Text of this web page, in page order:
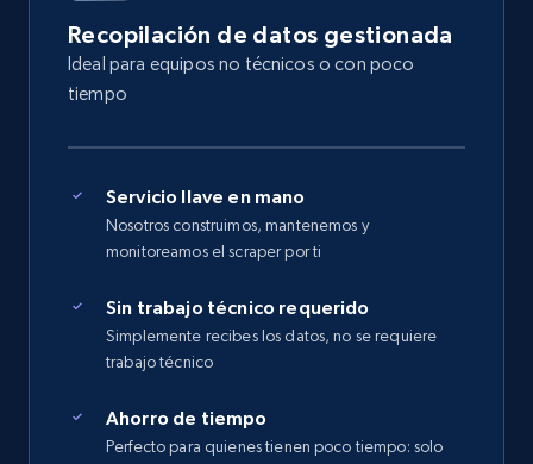
Recopilación de datos gestionada
Ideal para equipos no técnicos o con poco
tiempo
Servicio llave en mano
Nosotros construimos, mantenemos y
monitoreamos el scraper por ti
Sin trabajo técnico requerido
Simplemente recibes los datos, no se requiere
trabajo técnico
Ahorro de tiempo
Perfecto para quienes tienen poco tiempo: solo